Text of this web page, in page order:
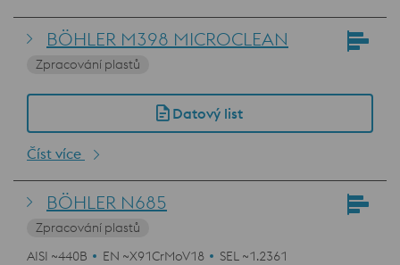
BÖHLER M398 MICROCLEAN
Zpracování plastů
Datový list
Číst více
BÖHLER N685
Zpracování plastů
AISI ~440B
EN ~X91CrMoV18 SEL ~1.2361